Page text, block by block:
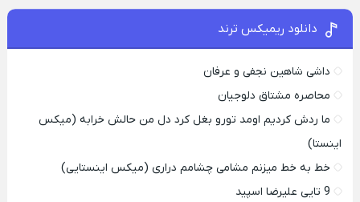
دانلود ریمیکس ترند
داشی شاهین نجفی و عرفان
محاصره مشتاق دلوجیان
ما ردش کردیم اومد تورو بغل کرد دل من حالش خرابه (میکس
اینستا)
خط به خط میزنم مشامی چشامم دراری (میکس اینستایی)
9 تایی علیرضا اسپید